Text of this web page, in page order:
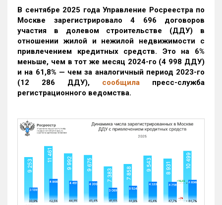
В сентябре 2025 года Управление Росреестра по
Москве зарегистрировало 4 696 договоров
участия в долевом строительстве (ДДУ) в
отношении жилой и нежилой недвижимости с
привлечением кредитных средств. Это на 6%
меньше, чем в тот же месяц 2024-го (4 998 ДДУ)
и на 61,8% — чем за аналогичный период 2023-го
(12 286 ДДУ), сообщила пресс-служба
регистрационного ведомства.